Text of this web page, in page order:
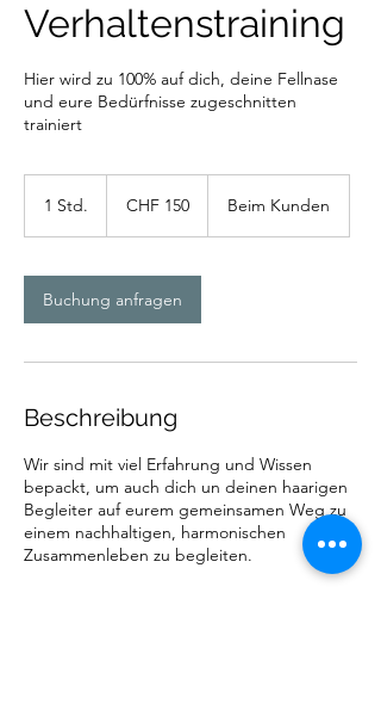
Verhaltenstraining
Hier wird zu 100% auf dich, deine Fellnase
und eure Bedürfnisse zugeschnitten
trainiert
1 Std.
d
Franken
CHF 150 Beim Kunden
Buchung anfragen
Beschreibung
Wir sind mit viel Erfahrung und Wissen
bepackt, um auch dich un deinen haarigen
Begleiter auf eurem gemeinsamen Weg zu
einem nachhaltigen, harmonischen
Zusammenleben zu begleiten.